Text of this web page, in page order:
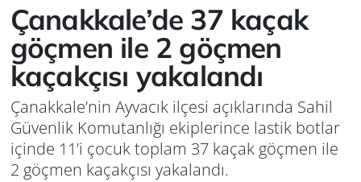
Çanakkale’de 37 kaçak
göçmen ile 2 göçmen
kaçakçısı yakalandı
Çanakkale’nin Ayvacık ilçesi açıklarında Sahil
Güvenlik Komutanlığı ekiplerince lastik botlar
içinde 11’i çocuk toplam 37 kaçak göçmen ile
2 göçmen kaçakçısı yakalandı.